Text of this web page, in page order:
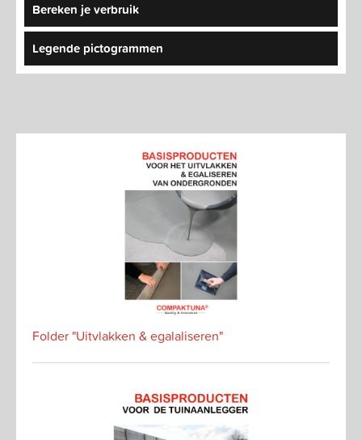
Bereken je verbruik
Legende pictogrammen
Folder "Uitvlakken & egalaliseren"